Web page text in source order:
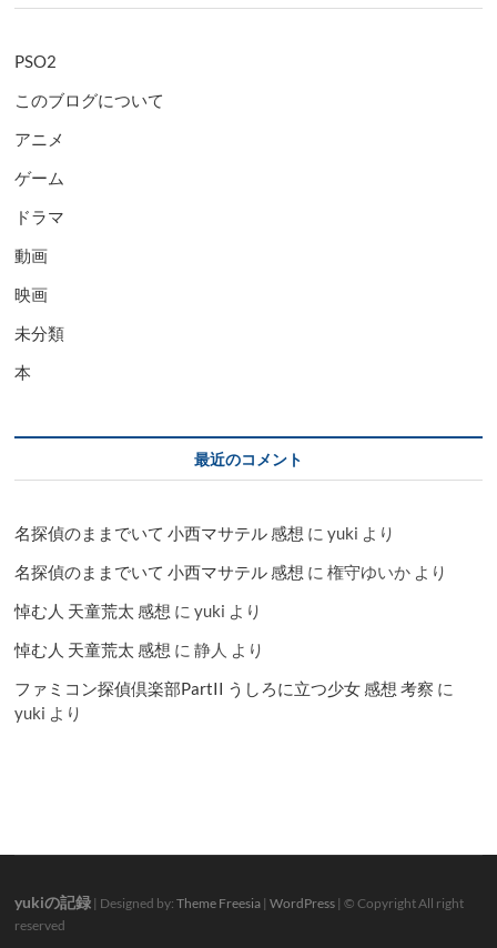
PSO2
このブログについて
アニメ
ゲーム
ドラマ
動画
映画
未分類
本
最近のコメント
名探偵のままでいて 小西マサテル 感想 にyuki より
名探偵のままでいて 小西マサテル 感想 に権守ゆいか より
悼む人 天童荒太 感想 にyuki より
悼む人 天童荒太 感想 に静人 より
ファミコン探偵倶楽部PartII うしろに立つ少女 感想 考察 に
yuki より
yukiの記録 | Designed by:Theme Freesia |WordPress | © Copyright All right
reserved